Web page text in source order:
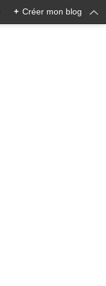
+ Créer mon blog